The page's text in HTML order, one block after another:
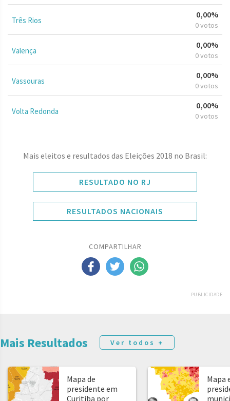
Três Rios
0,00%
0 votos
Valença
0,00%
0 votos
Vassouras
0,00%
0 votos
Volta Redonda
0,00%
0 votos
Mais eleitos e resultados das Eleições 2018 no Brasil:
RESULTADO NO RJ
RESULTADOS NACIONAIS
COMPARTILHAR
PUBLICIDADE
Mais Resultados Ver todos +
Mapa de
presidente em
Curitiba por
Mapa